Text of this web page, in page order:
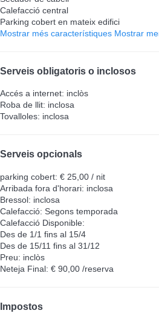
Calefacció central
Parking cobert en mateix edifici
Mostrar més característiques Mostrar
Serveis obligatoris o inclosos
Accés a internet: inclòs
Roba de llit: inclosa
Tovalloles: inclosa
Serveis opcionals
parking cobert: € 25,00 / nit
Arribada fora d'horari: inclosa
Bressol: inclosa
Calefacció: Segons temporada
Calefacció Disponible:
Des de 1/1 fins al 15/4
Des de 15/11 fins al 31/12
Preu: inclòs
Neteja Final: € 90,00 /reserva
Impostos